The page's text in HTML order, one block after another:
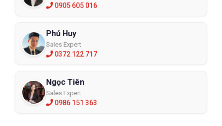
0905 605 016
Phú Huy
Sales Expert
0372 122 717
Ngọc Tiên
Sales Expert
0986 151 363